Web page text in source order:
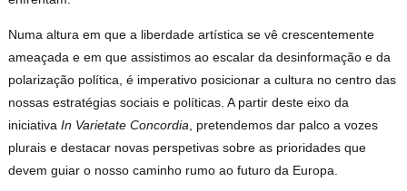
Numa altura em que a liberdade artística se vê crescentemente
ameaçada e em que assistimos ao escalar da desinformação e da
polarização política, é imperativo posicionar a cultura no centro das
nossas estratégias sociais e políticas. A partir deste eixo da
iniciativaIn Varietate Concordia, pretendemos dar palco a vozes
plurais e destacar novas perspetivas sobre as prioridades que
devem guiar o nosso caminho rumo ao futuro da Europa.